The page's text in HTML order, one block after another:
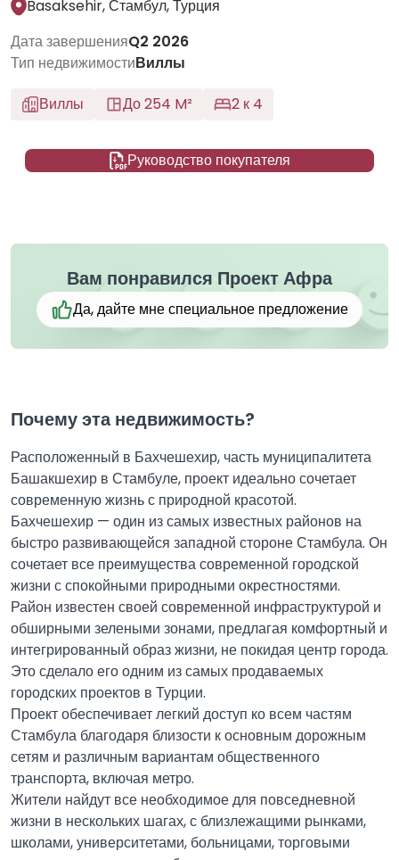
Basaksehir, Стамбул, Турция
Дата завершенияQ2 2026
Тип недвижимостиВиллы
Виллы
До 254 M² 2 к 4
Руководство покупателя
Вам понравился Проект Афра
Да, дайте мне специальное предложение
Почему эта недвижимость?
Расположенный в Бахчешехир, часть муниципалитета
Башакшехир в Стамбуле, проект идеально сочетает
современную жизнь с природной красотой.
Бахчешехир — один из самых известных районов на
быстро развивающейся западной стороне Стамбула. Он
сочетает все преимущества современной городской
жизни с спокойными природными окрестностями.
Район известен своей современной инфраструктурой и
обширными зелеными зонами, предлагая комфортный и
интегрированный образ жизни, не покидая центр города.
Это сделало его одним из самых продаваемых
городских проектов в Турции.
Проект обеспечивает легкий доступ ко всем частям
Стамбула благодаря близости к основным дорожным
сетям и различным вариантам общественного
транспорта, включая метро.
Жители найдут все необходимое для повседневной
жизни в нескольких шагах, с близлежащими рынками,
школами, университетами, больницами, торговыми